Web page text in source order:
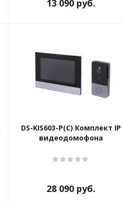
13 090руб.
DS-KIS603-P(C) Комплект IP
видеодомофона
28 090руб.